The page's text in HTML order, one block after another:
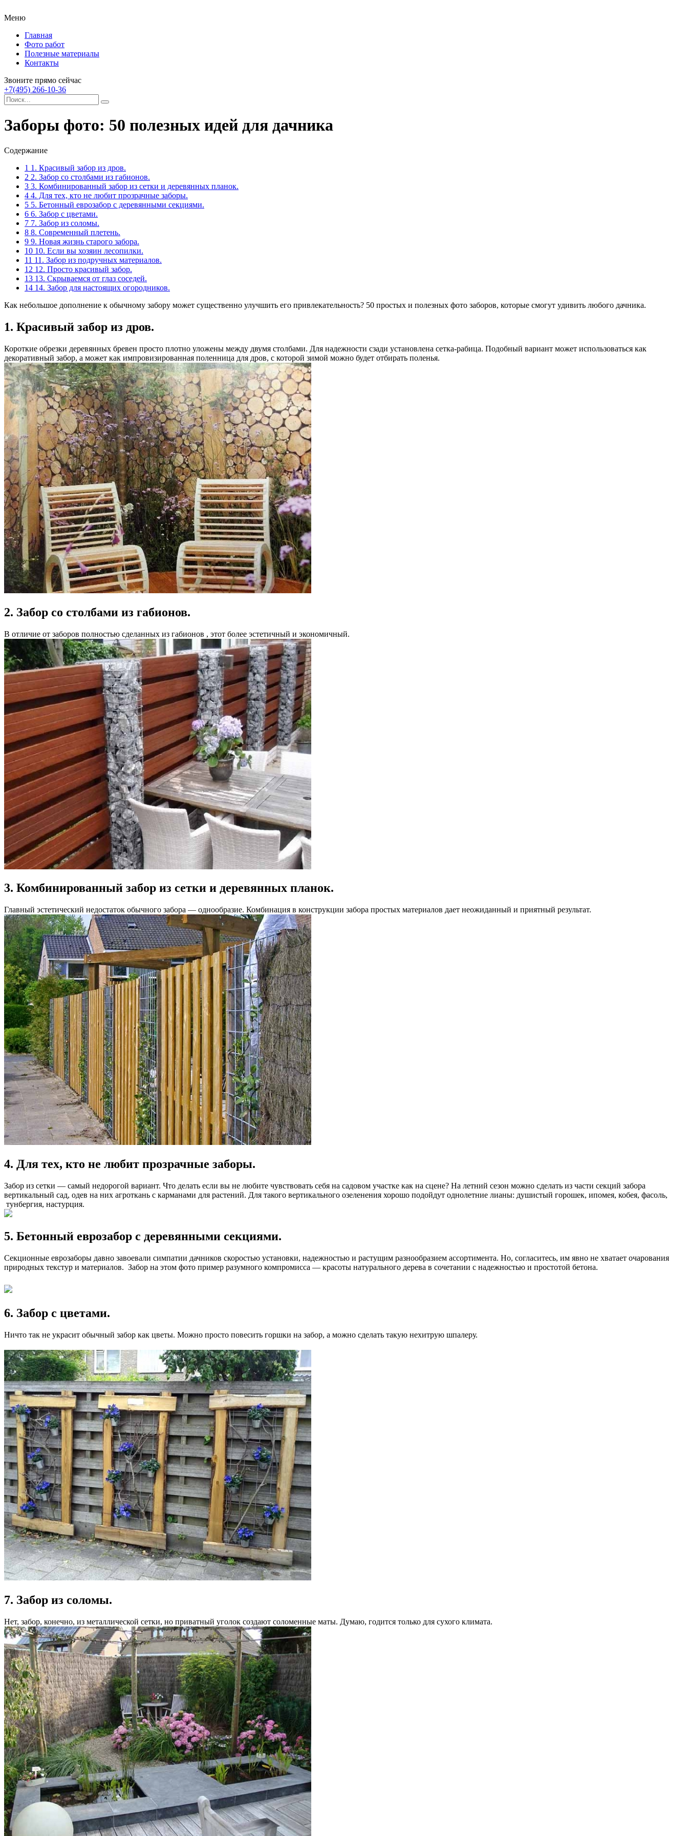
Меню
Главная
Фото работ
Полезные материалы
Контакты
Звоните прямо сейчас
+7(495) 266-10-36
Заборы фото: 50 полезных идей для дачника
Содержание
1 1. Красивый забор из дров.
2 2. Забор со столбами из габионов.
3 3. Комбинированный забор из сетки и деревянных планок.
4 4. Для тех, кто не любит прозрачные заборы.
5 5. Бетонный еврозабор с деревянными секциями.
6 6. Забор с цветами.
7 7. Забор из соломы.
8 8. Современный плетень.
9 9. Новая жизнь старого забора.
10 10. Если вы хозяин лесопилки.
11 11. Забор из подручных материалов.
12 12. Просто красивый забор.
13 13. Скрываемся от глаз соседей.
14 14. Забор для настоящих огородников.
Как небольшое дополнение к обычному забору может существенно улучшить его привлекательность? 50 простых и полезных фото заборов, которые смогут удивить любого дачника.
1. Красивый забор из дров.
Короткие обрезки деревянных бревен просто плотно уложены между двумя столбами. Для надежности сзади установлена сетка-рабица. Подобный вариант может использоваться как
декоративный забор, а может как импровизированная поленница для дров, с которой зимой можно будет отбирать поленья.
2. Забор со столбами из габионов.
В отличие от заборов полностью сделанных из габионов , этот более эстетичный и экономичный.
3. Комбинированный забор из сетки и деревянных планок.
Главный эстетический недостаток обычного забора — однообразие. Комбинация в конструкции забора простых материалов дает неожиданный и приятный результат.
4. Для тех, кто не любит прозрачные заборы.
Забор из сетки — самый недорогой вариант. Что делать если вы не любите чувствовать себя на садовом участке как на сцене? На летний сезон можно сделать из части секций забора
вертикальный сад, одев на них агроткань с карманами для растений. Для такого вертикального озеленения хорошо подойдут однолетние лианы: душистый горошек, ипомея, кобея, фасоль,
тунбергия, настурция.
5. Бетонный еврозабор с деревянными секциями.
Секционные еврозаборы давно завоевали симпатии дачников скоростью установки, надежностью и растущим разнообразием ассортимента. Но, согласитесь, им явно не хватает очарования
природных текстур и материалов. Забор на этом фото пример разумного компромисса — красоты натурального дерева в сочетании с надежностью и простотой бетона.
6. Забор с цветами.
Ничто так не украсит обычный забор как цветы. Можно просто повесить горшки на забор, а можно сделать такую нехитрую шпалеру.
7. Забор из соломы.
Нет, забор, конечно, из металлической сетки, но приватный уголок создают соломенные маты. Думаю, годится только для сухого климата.